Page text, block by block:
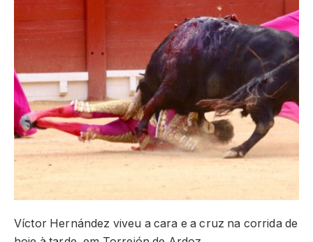
Víctor Hernández viveu a cara e a cruz na corrida de